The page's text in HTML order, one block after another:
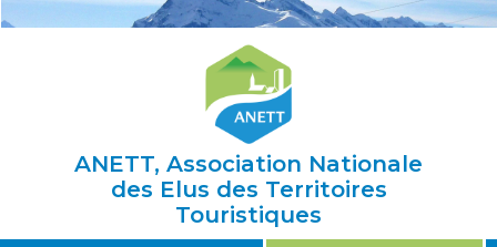
ANETT, Association Nationale
des Elus des Territoires
Touristiques